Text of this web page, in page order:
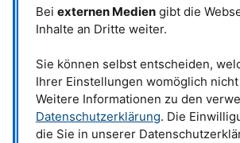
Vorzeichenwechsel gepaart sein, um sich
zusammenzuschließen. Dies scheint bei
sie auch „unkonventionelle Supraleiter“
Für Neutronenmessung neue Kristalle
Das Eisenselenid Li
OHFeSe
FeSe-Schichten enthalten, die wiederum
sind. Zunächst hatten die Wissenschaftler
einzelne Wasserstoffatome in die Schichten
Bei externen Medien gibt die
Inhalte an Dritte weiter.
Sie können selbst entscheiden,
Ihrer Einstellungen womöglich
Weitere Informationen zu den
Datenschutzerklärung. Die
die Sie in unserer